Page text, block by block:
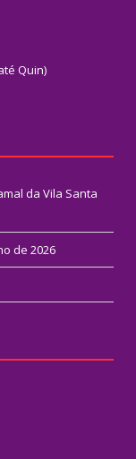
Quin)
da Vila Santa
de 2026